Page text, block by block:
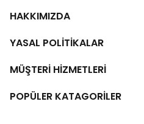
HAKKIMIZDA
YASAL POLİTİKALAR
MÜŞTERİ HİZMETLERİ
POPÜLER KATAGORİLER